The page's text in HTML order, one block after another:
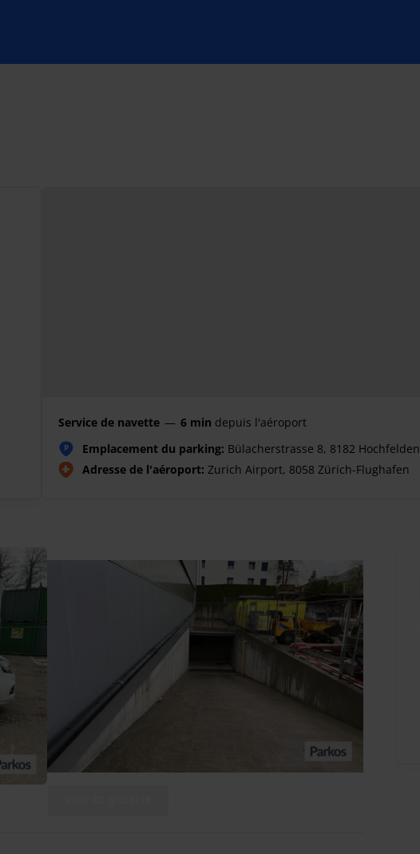
Service de navette — 6 min depuis l'aéroport
P Emplacement du parking: Bülacherstrasse 8, 8182 Hochfelden
Adresse de l'aéroport: Zurich Airport, 8058 Zürich-Flughafen